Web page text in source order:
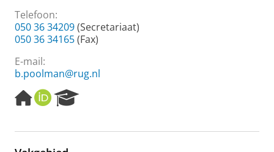
Telefoon:
050 36 34209(Secretariaat)
050 36 34165(Fax)
E-mail:
b.poolman@rug.nl
H
o
e
O
R
I
e